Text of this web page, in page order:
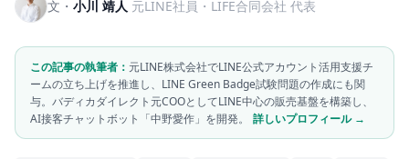
文・ 小川 靖人 元LINE社員・LIFE合同会社 代表
この記事の執筆者： 元LINE株式会社でLINE公式アカウント活用支援チ
ームの立ち上げを推進し、LINE Green Badge試験問題の作成にも関
与。バディカダイレクト元COOとしてLINE中心の販売基盤を構築し、
AI接客チャットボット「中野愛作」を開発。
詳しいプロフィール →